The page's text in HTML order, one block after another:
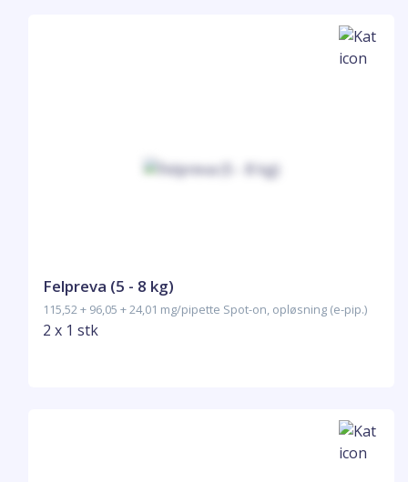
Felpreva (5 - 8 kg)
115,52 + 96,05 + 24,01 mg/pipette Spot-on, opløsning (e-pip.)
2 x 1 stk